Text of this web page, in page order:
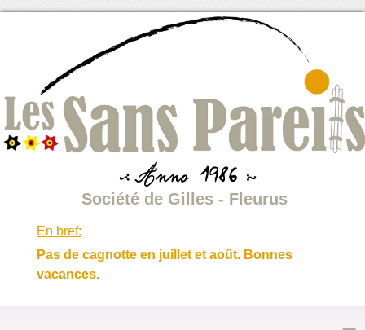
Société de Gilles - Fleurus
En bref:
Pas de cagnotte en juillet et août. Bonnes
vacances.